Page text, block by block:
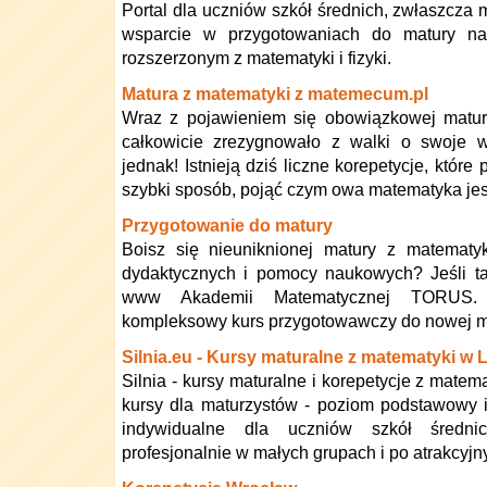
Portal dla uczniów szkół średnich, zwłaszcza
wsparcie w przygotowaniach do matury
rozszerzonym z matematyki i fizyki.
Matura z matematyki z matemecum.pl
Wraz z pojawieniem się obowiązkowej
całkowicie zrezygnowało z walki o swoje
jednak! Istnieją dziś liczne korepetycje, które
szybki sposób, pojąć czym owa matematyka
Przygotowanie do matury
Boisz się nieuniknionej matury z
dydaktycznych i pomocy naukowych? Jeśli
www Akademii Matematycznej
kompleksowy kurs przygotowawczy do nowej
Silnia.eu - Kursy maturalne z matematyki w
Silnia - kursy maturalne i korepetycje z
kursy dla maturzystów - poziom
indywidualne dla uczniów szkół
profesjonalnie w małych grupach i po